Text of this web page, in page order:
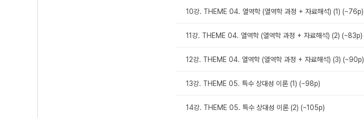
10강. THEME 04. 열역학 (열역학 과정 + 자료해석) (1) (~76p)
11강. THEME 04. 열역학 (열역학 과정 + 자료해석) (2) (~83p)
12강. THEME 04. 열역학 (열역학 과정 + 자료해석) (3) (~90p)
13강. THEME 05. 특수 상대성 이론 (1) (~98p)
14강. THEME 05. 특수 상대성 이론 (2) (~105p)